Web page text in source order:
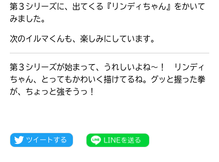
第３シリーズに、出てくる『リンディちゃん』をかいて
みました。
次のイルマくんも、楽しみにしています。
第３シリーズが始まって、うれしいよね～！ リンディ
ちゃん、とってもかわいく描けてるね。グッと握った拳
が、ちょっと強そうっ！